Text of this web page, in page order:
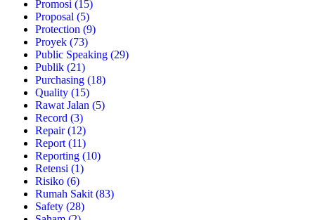
Promosi (15)
Proposal (5)
Protection (9)
Proyek (73)
Public Speaking (29)
Publik (21)
Purchasing (18)
Quality (15)
Rawat Jalan (5)
Record (3)
Repair(12)
Report (11)
Reporting (10)
Retensi (1)
Risiko (6)
Rumah Sakit (83)
Safety (28)